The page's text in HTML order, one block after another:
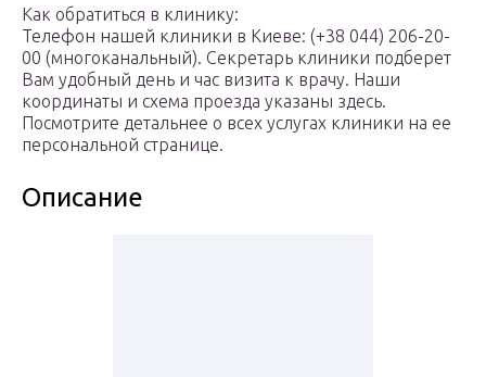
Как обратиться в клинику:
Телефон нашей клиники в Киеве: (+38 044) 206-20-
00 (многоканальный). Секретарь клиники подберет
Вам удобный день и час визита к врачу. Наши
координаты и схема проезда указаны здесь.
Посмотрите детальнее о всех услугах клиники на ее
персональной странице.
Описание